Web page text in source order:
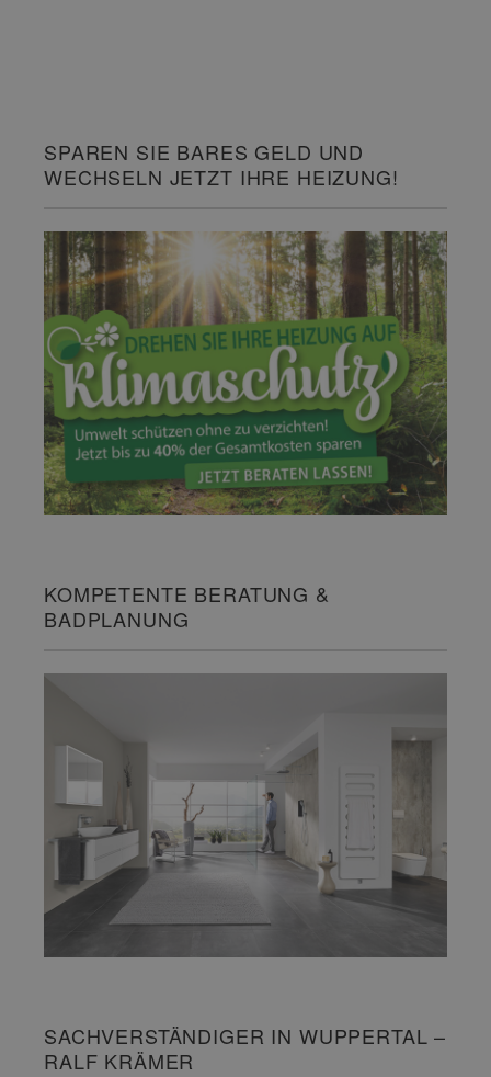
SPAREN SIE BARES GELD UND
WECHSELN JETZT IHRE HEIZUNG!
KOMPETENTE BERATUNG &
BADPLANUNG
SACHVERSTÄNDIGER IN WUPPERTAL –
RALF KRÄMER